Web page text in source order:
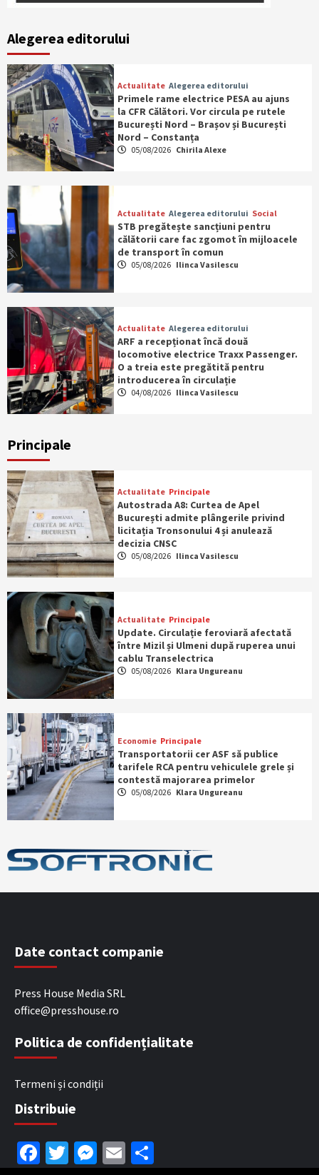
Alegerea editorului
Actualitate Alegerea editorului
Primele rame electrice PESA au ajuns
la CFR Călători. Vor circula pe rutele
București Nord – Brașov și București
Nord – Constanța
05/08/2026 Chirila Alexe
Actualitate Alegerea editorului Social
STB pregătește sancțiuni pentru
călătorii care fac zgomot în mijloacele
de transport în comun
05/08/2026 Ilinca Vasilescu
Actualitate Alegerea editorului
ARF a recepționat încă două
locomotive electrice Traxx Passenger.
O a treia este pregătită pentru
introducerea în circulație
04/08/2026 Ilinca Vasilescu
Principale
Actualitate Principale
Autostrada A8: Curtea de Apel
București admite plângerile privind
licitația Tronsonului 4 și anulează
decizia CNSC
05/08/2026 Ilinca Vasilescu
Actualitate Principale
Update. Circulație feroviară afectată
între Mizil și Ulmeni după ruperea unui
cablu Transelectrica
05/08/2026 Klara Ungureanu
Economie Principale
Transportatorii cer ASF să publice
tarifele RCA pentru vehiculele grele și
contestă majorarea primelor
05/08/2026 Klara Ungureanu
Date contact companie
Press House Media SRL
office@presshouse.ro
Politica de confidențialitate
Termeni și condiții
Distribuie
Facebook
Twitter
Messenger
Email